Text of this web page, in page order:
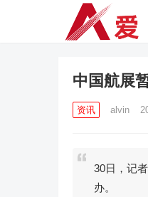
中国航展
资讯 alvin
30日，记
办。